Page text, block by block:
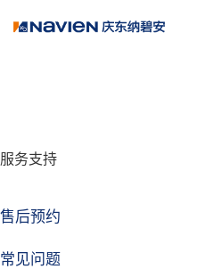
服务支持
售后预约
常见问题
品牌故事
技术实力
企业动态
焦点注册Life